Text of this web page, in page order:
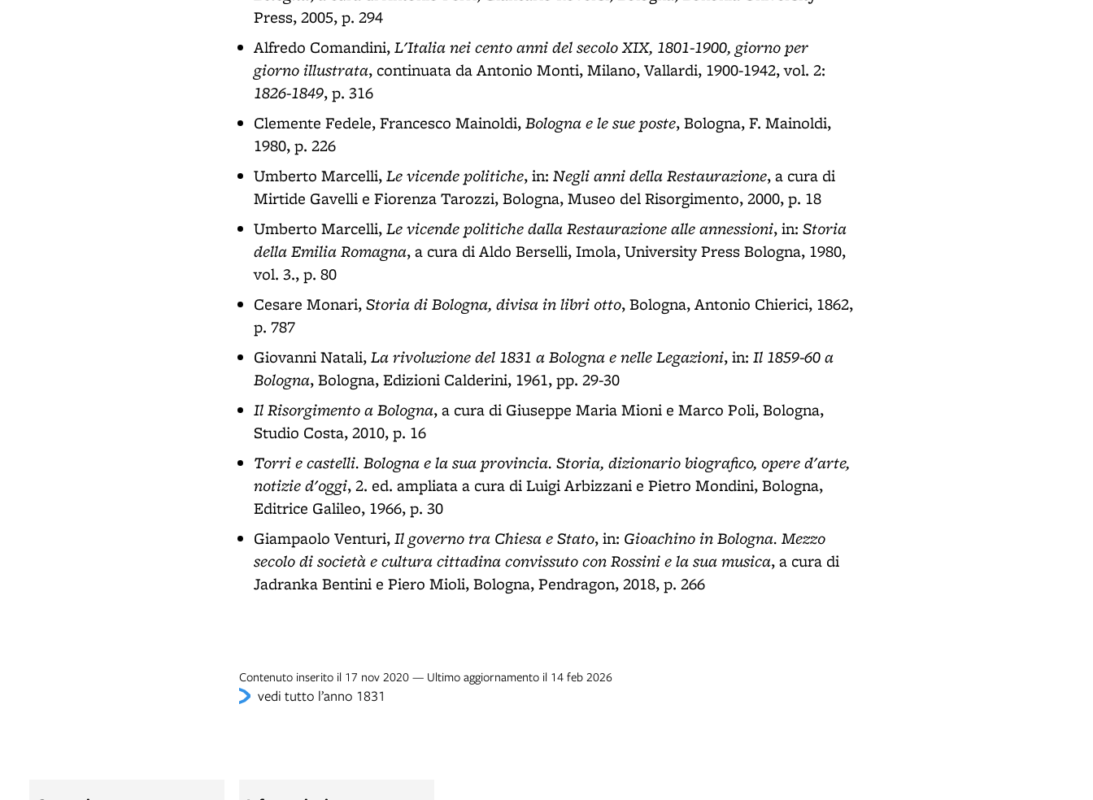
Press, 2005, p. 294
Alfredo Comandini,L'Italia nei cento anni del secolo XIX, 1801-1900, giorno per
giorno illustrata, continuata da Antonio Monti, Milano, Vallardi, 1900-1942, vol. 2:
1826-1849, p. 316
Clemente Fedele, Francesco Mainoldi,Bologna e le sue poste, Bologna, F. Mainoldi,
1980, p. 226
Umberto Marcelli,Le vicende politiche, in: Negli anni della Restaurazione, a cura di
Mirtide Gavelli e Fiorenza Tarozzi, Bologna, Museo del Risorgimento, 2000, p. 18
Umberto Marcelli,Le vicende politiche dalla Restaurazione alle annessioni, in: Storia
della Emilia Romagna, a cura di Aldo Berselli, Imola, University Press Bologna, 1980,
vol. 3., p. 80
Cesare Monari,Storia di Bologna, divisa in libri otto, Bologna, Antonio Chierici, 1862,
p. 787
Giovanni Natali,La rivoluzione del 1831 a Bologna e nelle Legazioni, in: Il 1859-60 a
Bologna, Bologna, Edizioni Calderini, 1961, pp. 29-30
Il Risorgimento a Bologna, a cura di Giuseppe Maria Mioni e Marco Poli, Bologna,
Studio Costa, 2010, p. 16
Torri e castelli. Bologna e la sua provincia. Storia, dizionario biografico, opere d'arte,
notizie d'oggi, 2. ed. ampliata a cura di Luigi Arbizzani e Pietro Mondini, Bologna,
Editrice Galileo, 1966, p. 30
Giampaolo Venturi,Il governo tra Chiesa e Stato, in: Gioachino in Bologna. Mezzo
secolo di società e cultura cittadina convissuto con Rossini e la sua musica, a cura di
Jadranka Bentini e Piero Mioli, Bologna, Pendragon, 2018, p. 266
Contenuto inserito il 17 nov 2020 — Ultimo aggiornamento il 14 feb 2026
vedi tutto l’anno 1831